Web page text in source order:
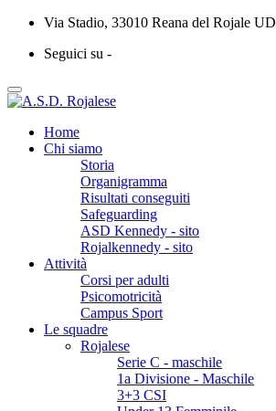
Via Stadio, 33010 Reana del Rojale UD
Seguici su -
Home
Chi siamo
Storia
Organigramma
Risultati conseguiti
Safeguarding
ASD Kennedy - sito
Rojalkennedy - sito
Attività
Corsi per adulti
Psicomotricità
Campus Sport
Le squadre
Rojalese
Serie C - maschile
1a Divisione - Maschile
3+3 CSI